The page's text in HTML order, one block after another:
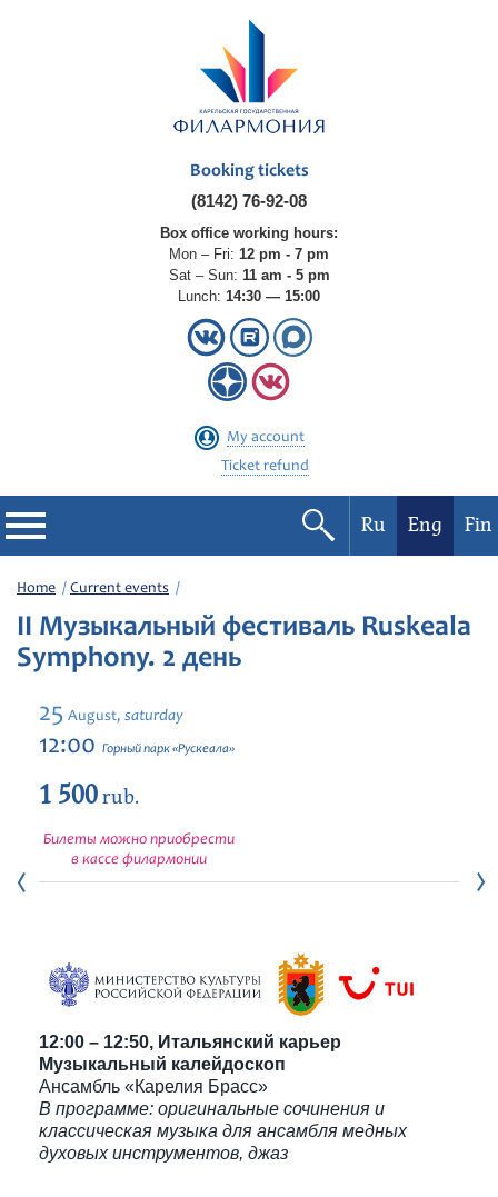
Booking tickets
(8142) 76-92-08
Box office working hours:
Mon – Fri: 12 pm - 7 pm
Sat – Sun: 11 am - 5 pm
Lunch: 14:30 — 15:00
My account
Ticket refund
Philharmonic
Current events
Festivals
Ru Eng Fin
Home Current events
II Музыкальный фестиваль Ruskeala
Symphony. 2 день
25 August, saturday
12:00 Горный парк «Рускеала»
1 500rub.
Билеты можно приобрести
в кассе филармонии
12:00 – 12:50, Итальянский карьер
Музыкальный калейдоскоп
Ансамбль «Карелия Брасс»
В программе: оригинальные сочинения и
классическая музыка для ансамбля медных
духовых инструментов, джаз